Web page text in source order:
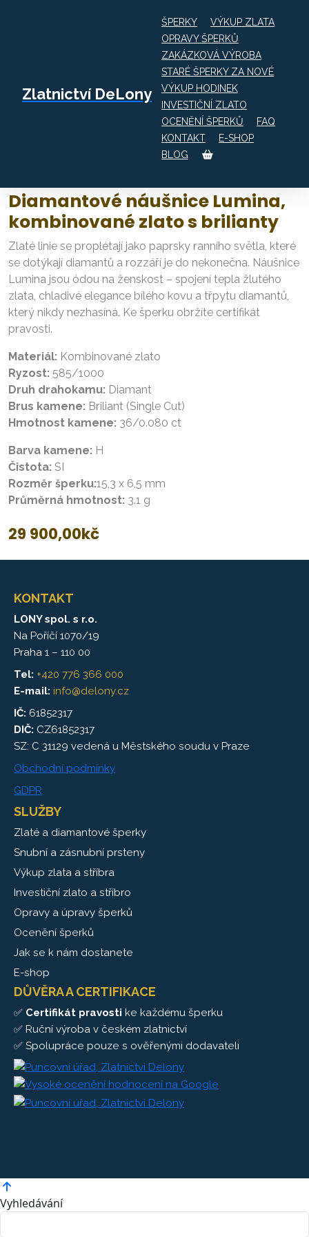
Zlatnictví DeLony
ŠPERKY
VÝKUP ZLATA
OPRAVY ŠPERKŮ
ZAKÁZKOVÁ VÝROBA
STARÉ ŠPERKY ZA NOVÉ
VÝKUP HODINEK
INVESTIČNÍ ZLATO
OCENĚNÍ ŠPERKŮ
FAQ
KONTAKT
E-SHOP
BLOG
Diamantové náušnice Lumina,
kombinované zlato s brilianty
Diamantové náušnice Lumina,
kombinované zlato s brilianty
Zlaté linie se proplétají jako paprsky ranního světla, které
se dotýkají diamantů a rozzáří je do nekonečna. Náušnice
Lumina jsou ódou na ženskost – spojení tepla žlutého
zlata, chladivé elegance bílého kovu a třpytu diamantů,
který nikdy nezhasíná. Ke šperku obržíte certifikát
pravosti.
Materiál: Kombinované zlato
Ryzost: 585/1000
Druh drahokamu: Diamant
Brus kamene: Briliant (Single Cut)
Hmotnost kamene: 36/0.080 ct
Barva kamene: H
Čistota: SI
Rozměr šperku:15,3 x 6,5 mm
Průměrná hmotnost: 3.1 g
29 900,00kč
KONTAKT
LONY spol. s r.o.
Na Poříčí 1070/19
Praha 1 – 110 00
Tel: +420 776 366 000
E-mail: info@delony.cz
IČ: 61852317
DIČ: CZ61852317
SZ: C 31129 vedená u Městského soudu v Praze
Obchodní podmínky
GDPR
SLUŽBY
Zlaté a diamantové šperky
Snubní a zásnubní prsteny
Výkup zlata a stříbra
Investiční zlato a stříbro
Opravy a úpravy šperků
Ocenění šperků
Jak se k nám dostanete
E-shop
DŮVĚRA A CERTIFIKACE
✅ Certifikát pravosti ke každému šperku
✅ Ruční výroba v českém zlatnictví
✅ Spolupráce pouze s ověřenými dodavateli
Vyhledávání